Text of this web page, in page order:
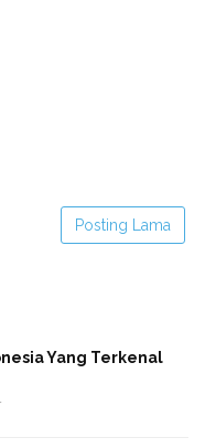
Posting Lama
Yang Terkenal